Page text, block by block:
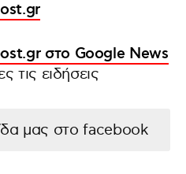
στο Google News
τις ειδήσεις
μας στο facebook